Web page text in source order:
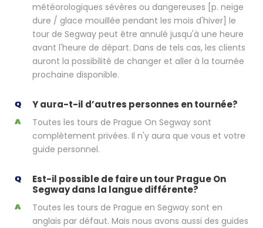
météorologiques sévères ou dangereuses [p. neige
dure / glace mouillée pendant les mois d'hiver] le
tour de Segway peut être annulé jusqu'à une heure
avant l'heure de départ. Dans de tels cas, les clients
auront la possibilité de changer et aller à la tournée
prochaine disponible.
Y aura-t-il d’autres personnes en tournée?
Toutes les tours de Prague On Segway sont
complètement privées. Il n'y aura que vous et votre
guide personnel.
Est-il possible de faire un tour Prague On
Segway dans la langue différente?
Toutes les tours de Prague en Segway sont en
anglais par défaut. Mais nous avons aussi des guides